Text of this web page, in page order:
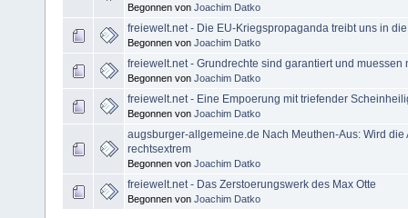
Begonnen von Joachim Datko
freiewelt.net - Die EU-Kriegspropaganda treibt uns in
Begonnen von Joachim Datko
freiewelt.net - Grundrechte sind garantiert und muessen
Begonnen von Joachim Datko
freiewelt.net - Eine Empoerung mit triefender
Begonnen von Joachim Datko
augsburger-allgemeine.de Nach Meuthen-Aus: Wird die
rechtsextrem
Begonnen von Joachim Datko
freiewelt.net - Das Zerstoerungswerk des Max Otte
Begonnen von Joachim Datko